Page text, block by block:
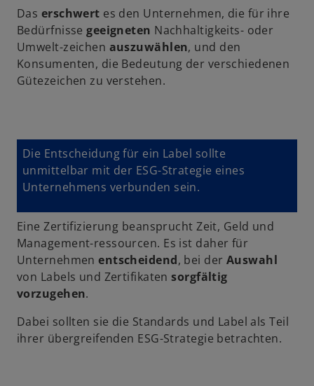
Das erschwert es den Unternehmen, die für ihre
Bedürfnissegeeigneten Nachhaltigkeits- oder
Umwelt-zeichen auszuwählen, und den
Konsumenten, die Bedeutung der verschiedenen
Gütezeichen zu verstehen.
Die Entscheidung für ein Label sollte
unmittelbar mit der ESG-Strategie eines
Unternehmens verbunden sein.
Eine Zertifizierung beansprucht Zeit, Geld und
Management-ressourcen. Es ist daher für
Unternehmenentscheidend, bei der Auswahl
von Labels und Zertifikatensorgfältig
vorzugehen.
Dabei sollten sie die Standards und Label als Teil
ihrer übergreifenden ESG-Strategie betrachten.